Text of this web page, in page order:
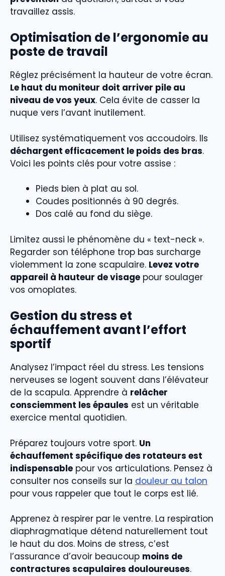
travaillez assis.
Optimisation de l’ergonomie au
poste de travail
Réglez précisément la hauteur de votre écran.
Le haut du moniteur doit arriver pile au
niveau de vos yeux. Cela évite de casser la
nuque vers l’avant inutilement.
Utilisez systématiquement vos accoudoirs. Ils
déchargent efficacement le poids des bras.
Voici les points clés pour votre assise :
Pieds bien à plat au sol.
Coudes positionnés à 90 degrés.
Dos calé au fond du siège.
Limitez aussi le phénomène du « text-neck ».
Regarder son téléphone trop bas surcharge
violemment la zone scapulaire. Levez votre
appareil à hauteur de visage pour soulager
vos omoplates.
Gestion du stress et
échauffement avant l’effort
sportif
Analysez l’impact réel du stress. Les tensions
nerveuses se logent souvent dans l’élévateur
de la scapula. Apprendre à relâcher
consciemment les épaules est un véritable
exercice mental quotidien.
Préparez toujours votre sport. Un
échauffement spécifique des rotateurs est
indispensable pour vos articulations. Pensez à
consulter nos conseils sur la douleur au talon
pour vous rappeler que tout le corps est lié.
Apprenez à respirer par le ventre. La respiration
diaphragmatique détend naturellement tout
le haut du dos. Moins de stress, c’est
l’assurance d’avoir beaucoup moins de
contractures scapulaires douloureuses.